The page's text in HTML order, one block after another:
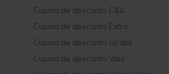
Cupom de desconto C&A
Cupom de desconto Extra
Cupom de desconto Girafa
Cupom de desconto Vaio